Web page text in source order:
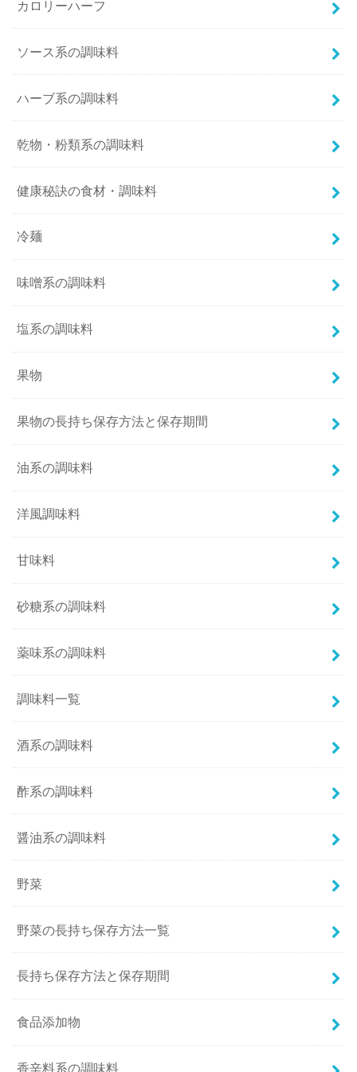
カロリーハーフ
ソース系の調味料
ハーブ系の調味料
乾物・粉類系の調味料
健康秘訣の食材・調味料
冷麺
味噌系の調味料
塩系の調味料
果物
果物の長持ち保存方法と保存期間
油系の調味料
洋風調味料
甘味料
砂糖系の調味料
薬味系の調味料
調味料一覧
酒系の調味料
酢系の調味料
醤油系の調味料
野菜
野菜の長持ち保存方法一覧
長持ち保存方法と保存期間
食品添加物
香辛料系の調味料